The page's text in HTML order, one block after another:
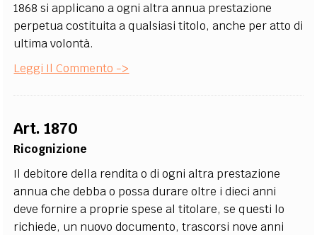
1868 si applicano a ogni altra annua prestazione
perpetua costituita a qualsiasi titolo, anche per atto di
ultima volontà.
Leggi Il Commento ->
Art. 1870
Ricognizione
Il debitore della rendita o di ogni altra prestazione
annua che debba o possa durare oltre i dieci anni
deve fornire a proprie spese al titolare, se questi lo
richiede, un nuovo documento, trascorsi nove anni